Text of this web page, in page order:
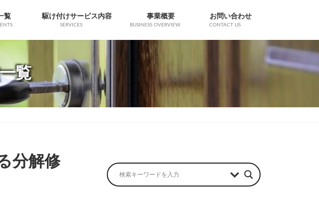
覧 駆け付けサービス内容
SERVICES
事業概要
BUSINESS OVERVIEW
お問い合わせ
CONTACT US
覧
分解修